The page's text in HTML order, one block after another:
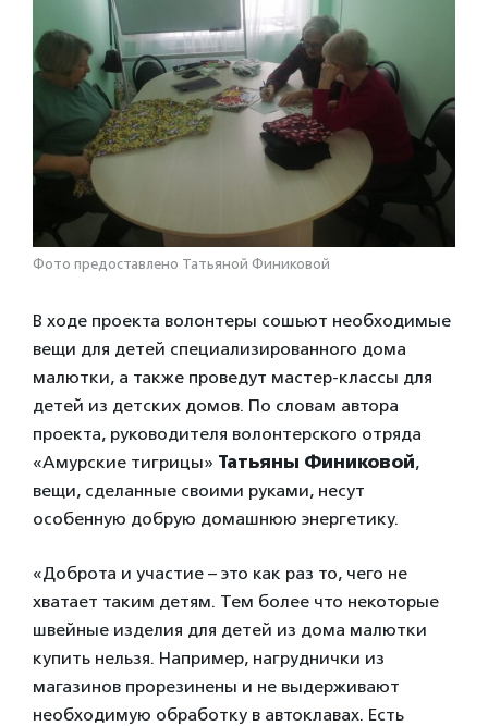
Фото предоставлено Татьяной Финиковой
В ходе проекта волонтеры сошьют необходимые
вещи для детей специализированного дома
малютки, а также проведут мастер-классы для
детей из детских домов. По словам автора
проекта, руководителя волонтерского отряда
«Амурские тигрицы» Татьяны Финиковой,
вещи, сделанные своими руками, несут
особенную добрую домашнюю энергетику.
«Доброта и участие – это как раз то, чего не
хватает таким детям. Тем более что некоторые
швейные изделия для детей из дома малютки
купить нельзя. Например, нагруднички из
магазинов прорезинены и не выдерживают
необходимую обработку в автоклавах. Есть